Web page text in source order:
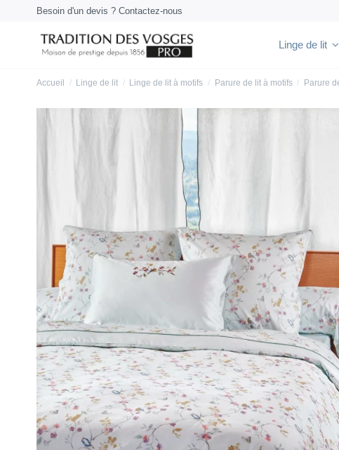
Besoin d'un devis ? Contactez-nous
Linge de lit
Accueil Linge de lit Linge de lit à motifs Parure de lit à motifs Parure